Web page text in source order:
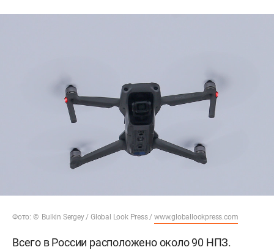
Фото: © Bulkin Sergey / Global Look Press /www.globallookpress.com
Всего в России расположено около 90 НПЗ.